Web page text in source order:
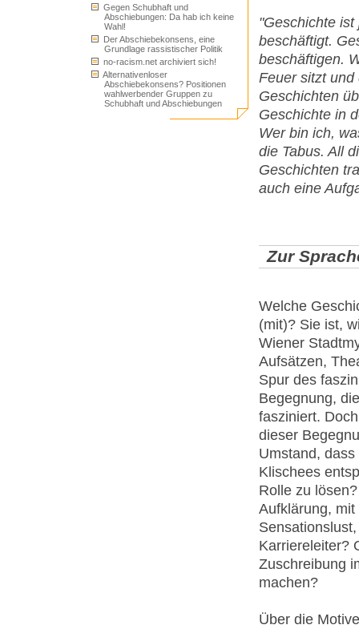
Gegen Schubhaft und
Abschiebungen: Da hab ich keine
Wahl!
Der Abschiebekonsens, eine
Grundlage rassistischer Politik
no-racism.net archiviert sich!
Alternativenloser
Abschiebekonsens? Positionen
wahlwerbender Gruppen zu
Schubhaft und Abschiebungen
"Geschichte
beschäftigt.
beschäftigen.
Feuer sitzt und
Geschichten
Geschichte in
Wer bin ich,
die Tabus. All
Geschichten
auch eine
Zur
Welche
(mit)? Sie ist,
Wiener
Aufsätzen,
Spur des
Begegnung,
fasziniert.
dieser
Umstand,
Klischees
Rolle zu
Aufklärung,
Karriereleiter?
Zuschreibung
machen?
Über die